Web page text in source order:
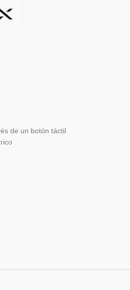
de un botón táctil